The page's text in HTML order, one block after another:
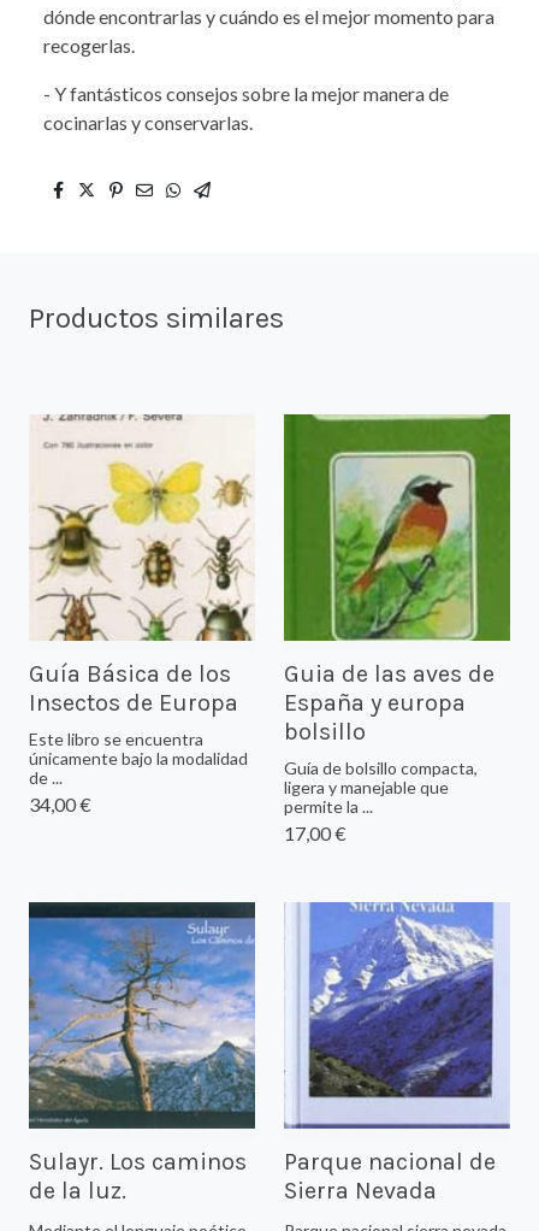
dónde encontrarlas y cuándo es el mejor momento para
recogerlas.
- Y fantásticos consejos sobre la mejor manera de
cocinarlas y conservarlas.
Productos similares
Guía Básica de los
Insectos de Europa
Este libro se encuentra
únicamente bajo la modalidad
de ...
34,00 €
Guia de las aves de
España y europa
bolsillo
Guía de bolsillo compacta,
ligera y manejable que
permite la ...
17,00 €
Sulayr. Los caminos
de la luz.
Parque nacional de
Sierra Nevada